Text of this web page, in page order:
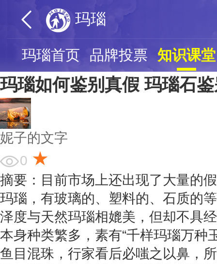
玛瑙
玛瑙首页 品牌投票 知识课堂
玛瑙如何鉴别真假 玛瑙石
妮子的文字
0 ★
摘要：目前市场上还出现了大量的
玛瑙，有玻璃的、塑料的、石质的
泽度与天然玛瑙相媲美，但却不具
本身种类繁多，素有“千样玛瑙万种
鱼目混珠，行家看后必嗤之以鼻，